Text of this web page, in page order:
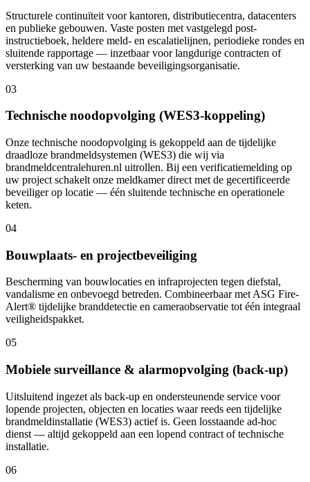
Structurele continuïteit voor kantoren, distributiecentra, datacenters
en publieke gebouwen. Vaste posten met vastgelegd post-
instructieboek, heldere meld- en escalatielijnen, periodieke rondes en
sluitende rapportage — inzetbaar voor langdurige contracten of
versterking van uw bestaande beveiligingsorganisatie.
03
Technische noodopvolging (WES3-koppeling)
Onze technische noodopvolging is gekoppeld aan de tijdelijke
draadloze brandmeldsystemen (WES3) die wij via
brandmeldcentralehuren.nl uitrollen. Bij een verificatiemelding op
uw project schakelt onze meldkamer direct met de gecertificeerde
beveiliger op locatie — één sluitende technische en operationele
keten.
04
Bouwplaats- en projectbeveiliging
Bescherming van bouwlocaties en infraprojecten tegen diefstal,
vandalisme en onbevoegd betreden. Combineerbaar met ASG Fire-
Alert® tijdelijke branddetectie en cameraobservatie tot één integraal
veiligheidspakket.
05
Mobiele surveillance & alarmopvolging (back-up)
Uitsluitend ingezet als back-up en ondersteunende service voor
lopende projecten, objecten en locaties waar reeds een tijdelijke
brandmeldinstallatie (WES3) actief is. Geen losstaande ad-hoc
dienst — altijd gekoppeld aan een lopend contract of technische
installatie.
06